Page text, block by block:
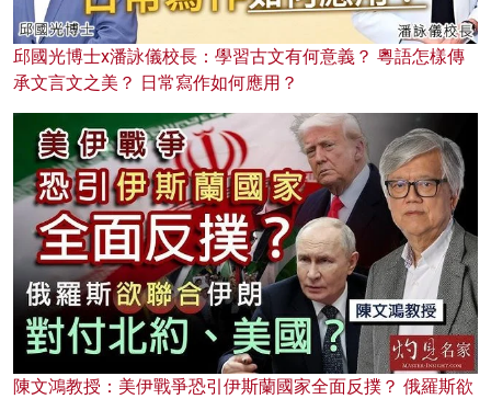
邱國光博士x潘詠儀校長：學習古文有何意義？ 粵語怎樣傳
承文言文之美？ 日常寫作如何應用？
陳文鴻教授：美伊戰爭恐引伊斯蘭國家全面反撲？ 俄羅斯欲